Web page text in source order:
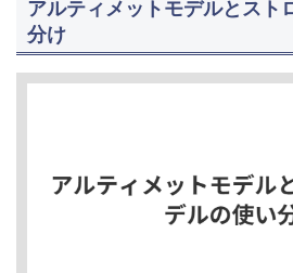
アルティメットモデルとスト
分け